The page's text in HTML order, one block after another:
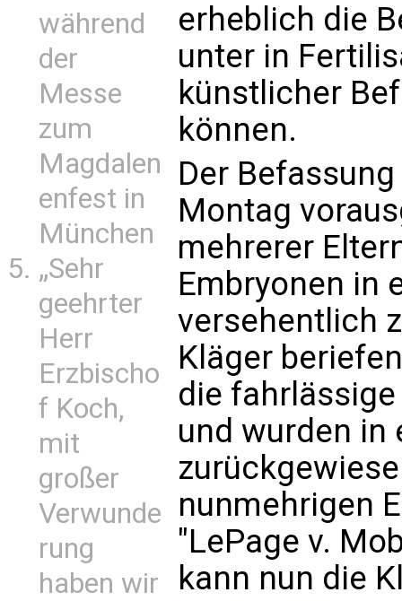
während
der
Messe
zum
Magdalen
enfest in
München
„Sehr
geehrter
Herr
Erzbischo
f Koch,
mit
großer
Verwunde
rung
haben wir
erheblich die
unter in
künstlicher
können.
Der
Montag
mehrerer
Embryonen in
versehentlich
Kläger
die
und wurden in
nunmehrigen
"LePage v.
kann nun die